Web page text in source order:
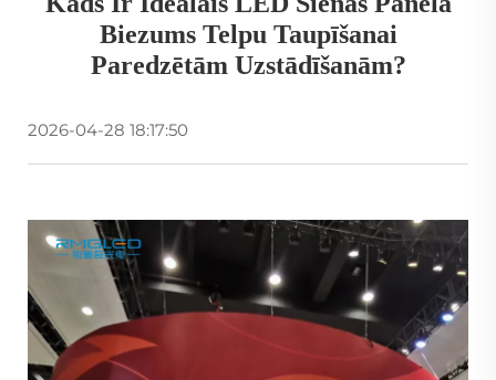
Biezums Telpu Taupīšanai
Paredzētām Uzstādīšanām?
2026-04-28 18:17:50